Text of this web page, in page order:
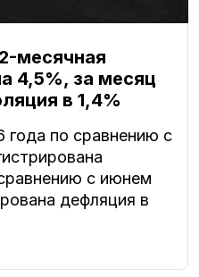
месячная
4,5%, за месяц
в 1,4%
по сравнению с
с июнем
дефляция в